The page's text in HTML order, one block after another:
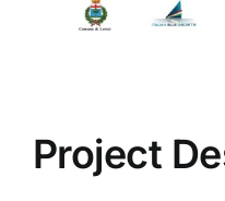
Project